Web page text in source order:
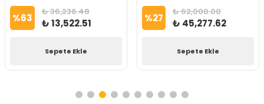
%63 ₺ 36,236.48
₺ 13,522.51
Sepete Ekle
%27 ₺ 62,000.00
₺ 45,277.62
Sepete Ekle